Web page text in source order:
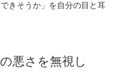
きそうか」を自分の目と耳
悪さを無視し